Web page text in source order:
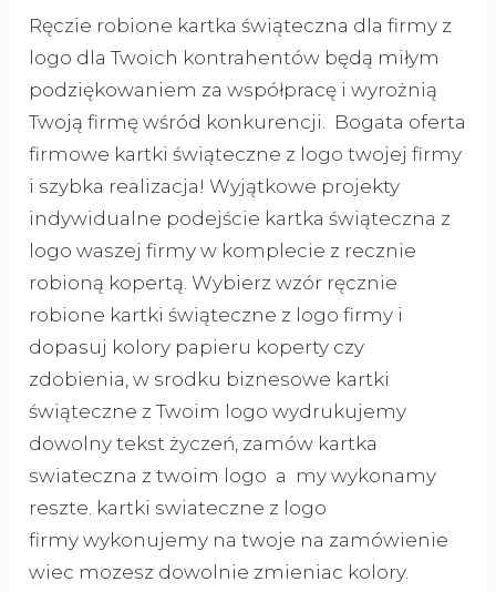
Ręczie robione kartka świąteczna dla firmy z
logo dla Twoich kontrahentów będą miłym
podziękowaniem za współpracę i wyrożnią
Twoją firmę wśród konkurencji. Bogata oferta
firmowe kartki świąteczne z logo twojej firmy
i szybka realizacja! Wyjątkowe projekty
indywidualne podejście kartka świąteczna z
logo waszej firmy w komplecie z recznie
robioną kopertą. Wybierz wzór ręcznie
robione kartki świąteczne z logo firmy i
dopasuj kolory papieru koperty czy
zdobienia, w srodku biznesowe kartki
świąteczne z Twoim logo wydrukujemy
dowolny tekst życzeń, zamów kartka
swiateczna z twoim logo a my wykonamy
reszte. kartki swiateczne z logo
firmy wykonujemy na twoje na zamówienie
wiec mozesz dowolnie zmieniac kolory.